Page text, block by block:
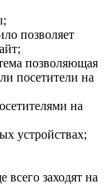
позволяет
позволяющая
посетители на
на
устройствах;
заходят на